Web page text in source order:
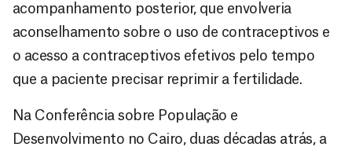
acompanhamento posterior, que envolveria
aconselhamento sobre o uso de contraceptivos e
o acesso a contraceptivos efetivos pelo tempo
que a paciente precisar reprimir a fertilidade.
Na Conferência sobre População e
Desenvolvimento no Cairo, duas décadas atrás, a